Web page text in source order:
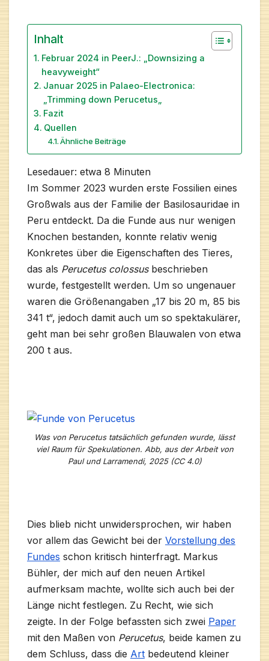
Inhalt
Februar 2024 in PeerJ.: „Downsizing a
heavyweight“
Januar 2025 in Palaeo-Electronica:
„Trimming down Perucetus„
Fazit
Quellen
Ähnliche Beiträge
Lesedauer: etwa 8 Minuten
Im Sommer 2023 wurden erste Fossilien eines
Großwals aus der Familie der Basilosauridae in
Peru entdeckt. Da die Funde aus nur wenigen
Knochen bestanden, konnte relativ wenig
Konkretes über die Eigenschaften des Tieres,
das als Perucetus colossusbeschrieben
wurde, festgestellt werden. Um so ungenauer
waren die Größenangaben „17 bis 20 m, 85 bis
341 t“, jedoch damit auch um so spektakulärer,
geht man bei sehr großen Blauwalen von etwa
200 t aus.
Was von Perucetus tatsächlich gefunden wurde, lässt
viel Raum für Spekulationen. Abb, aus der Arbeit von
Paul und Larramendi, 2025 (CC 4.0)
Dies blieb nicht unwidersprochen, wir haben
vor allem das Gewicht bei der Vorstellung des
Fundes schon kritisch hinterfragt. Markus
Bühler, der mich auf den neuen Artikel
aufmerksam machte, wollte sich auch bei der
Länge nicht festlegen. Zu Recht, wie sich
zeigte. In der Folge befassten sich zwei Paper
mit den Maßen von Perucetus, beide kamen zu
dem Schluss, dass die Art bedeutend kleiner